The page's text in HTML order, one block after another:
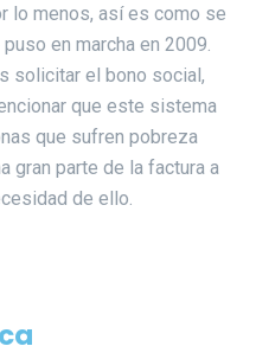
lo menos, así es como se
en marcha en 2009.
solicitar el bono social,
que este sistema
que sufren pobreza
gran parte de la factura a
de ello.